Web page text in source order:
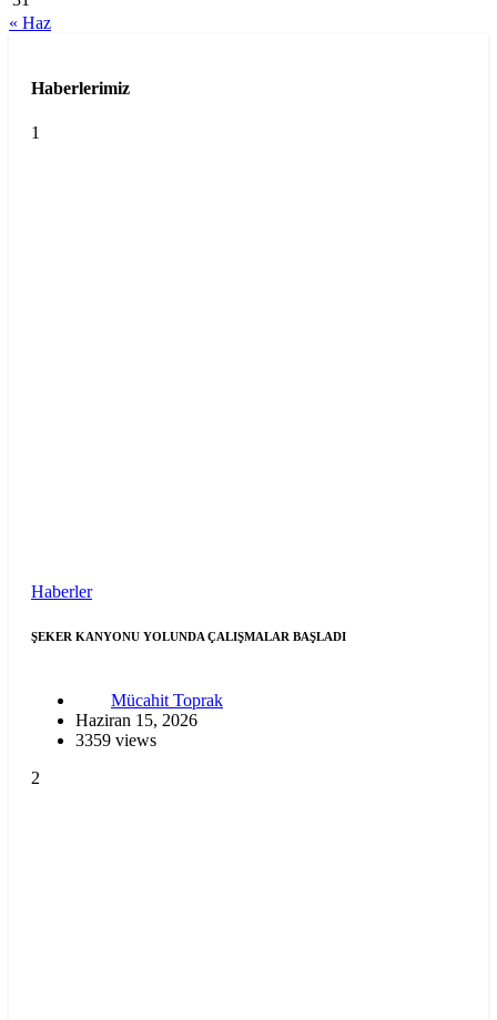
« Haz
Haberlerimiz
1
Haberler
ŞEKER KANYONU YOLUNDA ÇALIŞMALAR BAŞLADI
Mücahit Toprak
Haziran 15, 2026
3359 views
2